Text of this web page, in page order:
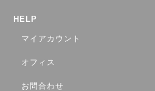
HELP
マイアカウント
オフィス
お問合わせ